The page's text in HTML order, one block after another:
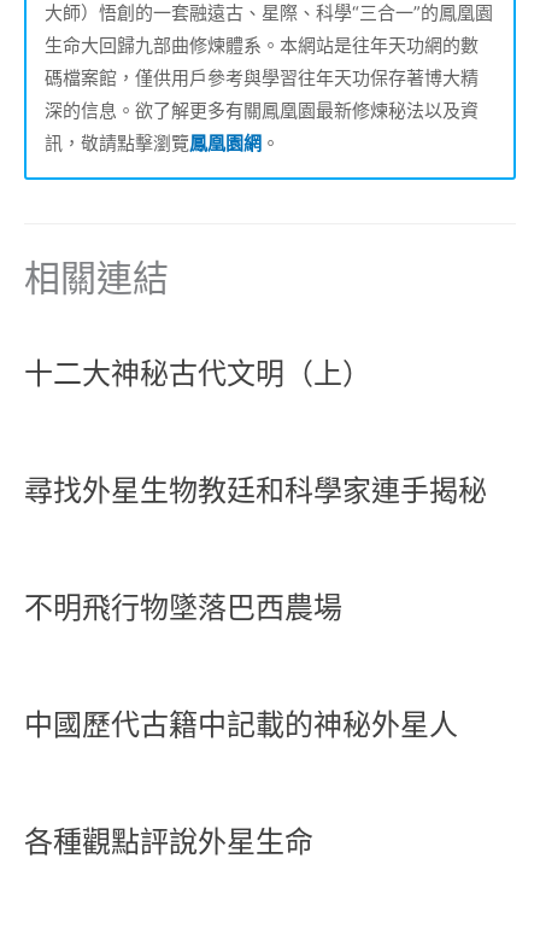
大師）悟創的一套融遠古、星際、科學“三合一”的鳳凰園
生命大回歸九部曲修煉體系。本網站是往年天功網的數
碼檔案館，僅供用戶參考與學習往年天功保存著博大精
深的信息。欲了解更多有關鳳凰園最新修煉秘法以及資
訊，敬請點擊瀏覽鳳凰園網 。
相關連結
十二大神秘古代文明（上）
尋找外星生物教廷和科學家連手揭秘
不明飛行物墜落巴西農場
中國歷代古籍中記載的神秘外星人
各種觀點評說外星生命